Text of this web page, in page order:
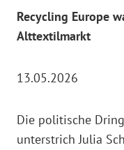
Recycling Europe
Alttextilmarkt
13.05.2026
Die politische
unterstrich Julia